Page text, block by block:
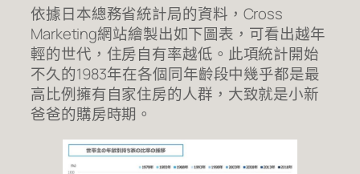
依據日本總務省統計局的資料，Cross
Marketing網站繪製出如下圖表，可看出越年
輕的世代，住房自有率越低。此項統計開始
不久的1983年在各個同年齡段中幾乎都是最
高比例擁有自家住房的人群，大致就是小新
爸爸的購房時期。